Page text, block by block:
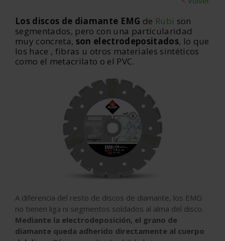
Los discos de diamante EMG de Rubi son
segmentados, pero con una particularidad
muy concreta, son electrodepositados, lo que
los hace , fibras u otros materiales sintéticos
como el metacrilato o el PVC.
A diferencia del resto de discos de diamante, los EMG
no tienen liga ni segmentos soldados al alma del disco.
Mediante la electrodeposición, el grano de
diamante queda adherido directamente al cuerpo